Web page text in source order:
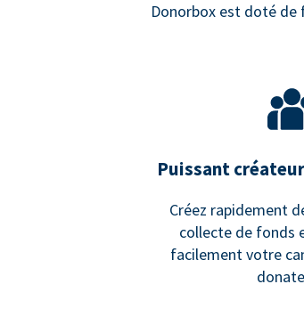
Donorbox est doté de
Puissant
Créez rapidement
collecte de fonds
facilement votre